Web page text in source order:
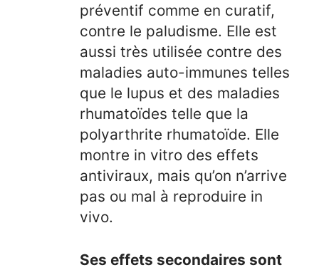
préventif comme en curatif,
contre le paludisme. Elle est
aussi très utilisée contre des
maladies auto-immunes telles
que le lupus et des maladies
rhumatoïdes telle que la
polyarthrite rhumatoïde. Elle
montre in vitro des effets
antiviraux, mais qu’on n’arrive
pas ou mal à reproduire in
vivo.
Ses effets secondaires sont